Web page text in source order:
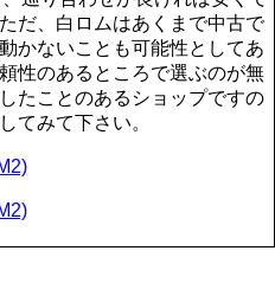
だ、白ロムはあくまで中古で
かないことも可能性としてあ
性のあるところで選ぶのが無
たことのあるショップですの
てみて下さい。